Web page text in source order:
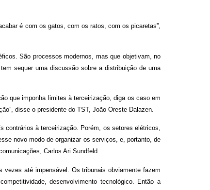
é com os gatos, com os ratos, com os picaretas”,
São processos modernos, mas que objetivam, no
sequer uma discussão sobre a distribuição de uma
que imponha limites à terceirização, diga os caso em
disse o presidente do TST, João Oreste Dalazen.
contrários à terceirização. Porém, os setores elétricos,
novo modo de organizar os serviços, e, portanto, de
Carlos Ari Sundfeld.
vezes até impensável. Os tribunais obviamente fazem
desenvolvimento tecnológico. Então a